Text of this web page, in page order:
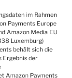
im Rahmen
Payments Europe
Amazon Media EU
Luxemburg)
behält sich die
Ergebnis der
Amazon Payments